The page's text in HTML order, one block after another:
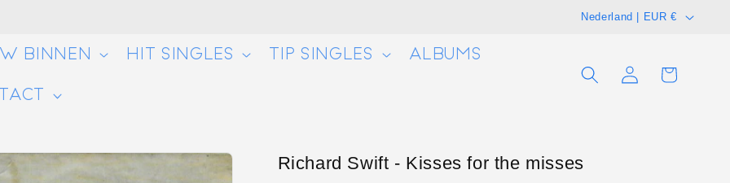
e
Nederland | EUR €
BINNEN HIT SINGLES TIP SINGLES ALBUMS
InloggenWinkelwagen
Richard Swift - Kisses for the misses